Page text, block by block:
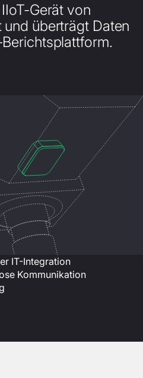
Gerät von
überträgt Daten
IT-Integration
Kommunikation